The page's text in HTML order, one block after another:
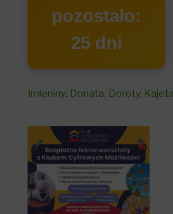
pozostało:
25 dni
Imieniny: Donata, Doroty,